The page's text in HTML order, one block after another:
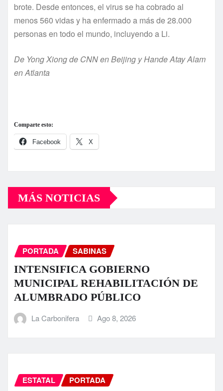
brote. Desde entonces, el virus se ha cobrado al
menos 560 vidas y ha enfermado a más de 28.000
personas en todo el mundo, incluyendo a Li.
De Yong Xiong de CNN en Beijing y Hande Atay Alam
en Atlanta
Comparte esto:
Facebook X
MÁS NOTICIAS
PORTADA SABINAS
INTENSIFICA GOBIERNO
MUNICIPAL REHABILITACIÓN DE
ALUMBRADO PÚBLICO
La Carbonifera Ago 8, 2026
ESTATAL PORTADA